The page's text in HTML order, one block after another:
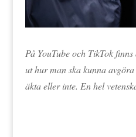
På YouTube och TikTok
ut hur man ska kunna
äkta eller inte. En hel